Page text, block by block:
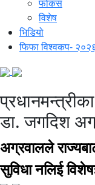
फोकस
विशेष
भिडियो
फिफा विश्वकप-
डा. जगदिश
अग्रवालले
सुविधा नलिई